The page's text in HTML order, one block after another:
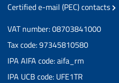
Certified e-mail (PEC) contacts
VAT number: 08703841000
Tax code: 97345810580
IPA AIFA code: aifa_rm
IPA UCB code: UFE1TR